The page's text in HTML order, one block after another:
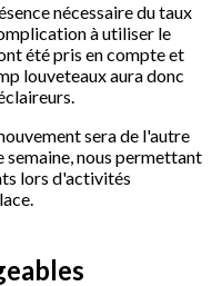
nécessaire du taux
à utiliser le
été pris en compte et
louveteaux aura donc
sera de l'autre
nous permettant
lors d'activités